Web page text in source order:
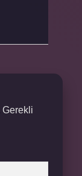
Gerekli